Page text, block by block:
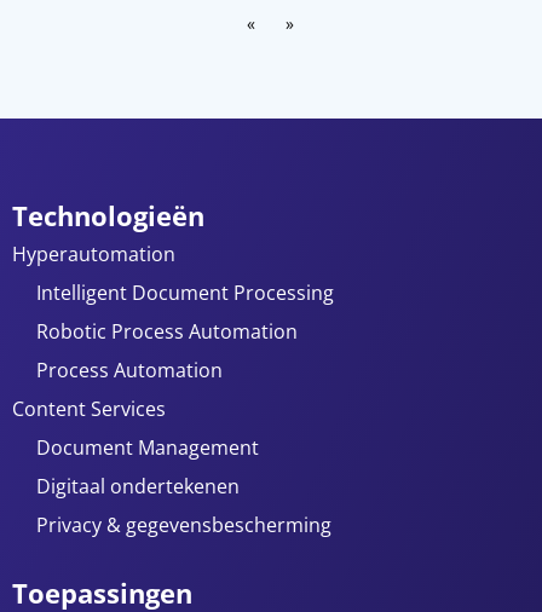
« »
Technologieën
Hyperautomation
Intelligent Document Processing
Robotic Process Automation
Process Automation
Content Services
Document Management
Digitaal ondertekenen
Privacy & gegevensbescherming
Toepassingen